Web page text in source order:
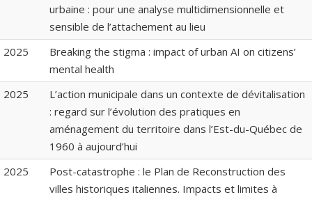
urbaine : pour une analyse multidimensionnelle et
sensible de l’attachement au lieu
2025
Breaking the stigma : impact of urban AI on citizens’
mental health
2025
L’action municipale dans un contexte de dévitalisation
: regard sur l’évolution des pratiques en
aménagement du territoire dans l’Est-du-Québec de
1960 à aujourd’hui
2025
Post-catastrophe : le Plan de Reconstruction des
villes historiques italiennes. Impacts et limites à